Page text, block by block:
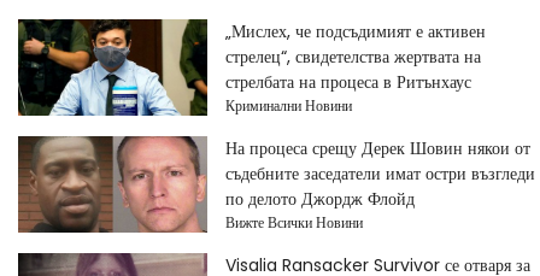
„Мислех, че подсъдимият е активен
стрелец“, свидетелства жертвата на
стрелбата на процеса в Ритънхаус
Криминални Новини
На процеса срещу Дерек Шовин някои от
съдебните заседатели имат остри възгледи
по делото Джордж Флойд
Вижте Всички Новини
Visalia Ransacker Survivor се отваря за